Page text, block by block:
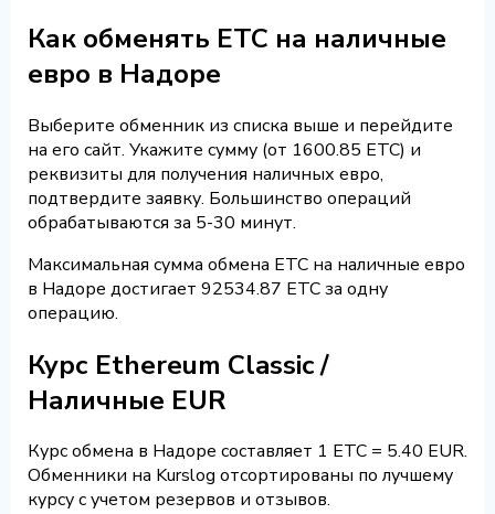
Как обменять ETC на наличные
евро в Надоре
Выберите обменник из списка выше и перейдите
на его сайт. Укажите сумму (от 1600.85 ETC) и
реквизиты для получения наличных евро,
подтвердите заявку. Большинство операций
обрабатываются за 5-30 минут.
Максимальная сумма обмена ETC на наличные евро
в Надоре достигает 92534.87 ETC за одну
операцию.
Курс Ethereum Classic /
Наличные EUR
Курс обмена в Надоре составляет 1 ETC = 5.40 EUR.
Обменники на Kurslog отсортированы по лучшему
курсу с учетом резервов и отзывов.